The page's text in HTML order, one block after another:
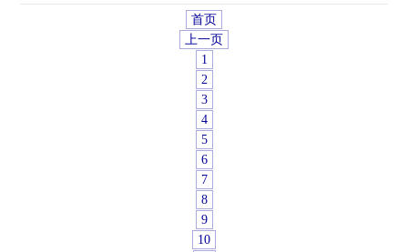
首页
上一页
1
2
3
4
5
6
7
8
9
10